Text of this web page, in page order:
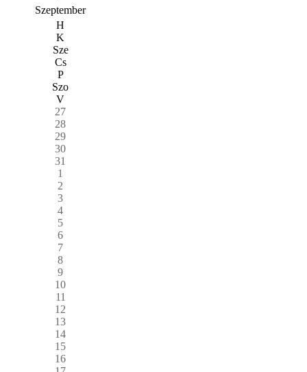
Szeptember
H
K
Sze
Cs
P
Szo
V
27
28
29
30
31
1
2
3
4
5
6
7
8
9
10
11
12
13
14
15
16